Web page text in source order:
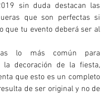
sin duda destacan las
que son perfectas si
que tu evento deberá ser al
lo más común para
la decoración de la fiesta,
que esto es un completo
de ser original y no de